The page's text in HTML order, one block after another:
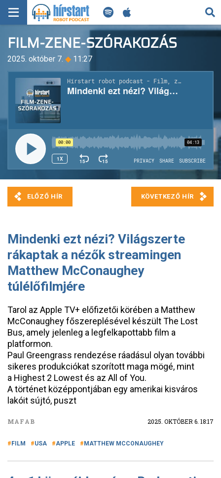
KERESÉS
KEZDŐLAP
FRISS HÍREK
TECH HÍREK
FILM-ZENE-SZÓRAKOZÁS
PLAYLIST
MI AZ A ROBOT PODCAST?
FILM-ZENE-SZÓRAKOZÁS
2025. október 7. ◆ 11:27
Mindenki ezt nézi? Világszerte
rákaptak a nézők streamingen
Matthew McConaughey
túlélőfilmjére
Tarol az Apple TV+ előfizetői körében a Matthew
McConaughey főszereplésével készült The Lost
Bus, amely jelenleg a legfelkapottabb film a
platformon.
Paul Greengrass rendezése ráadásul olyan további
sikeres produkciókat szorított maga mögé, mint
a Highest 2 Lowest és az All of You.
A történet középpontjában egy amerikai kisváros
lakóit sújtó, puszt
MAFAB 2025. OKTÓBER 6. 18:17
FILM USA APPLE MATTHEW MCCONAUGHEY